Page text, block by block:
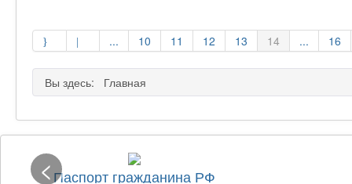
... 10 11 12 13 14 ... 16
Вы здесь: Главная
Паспорт гражданина РФ
<